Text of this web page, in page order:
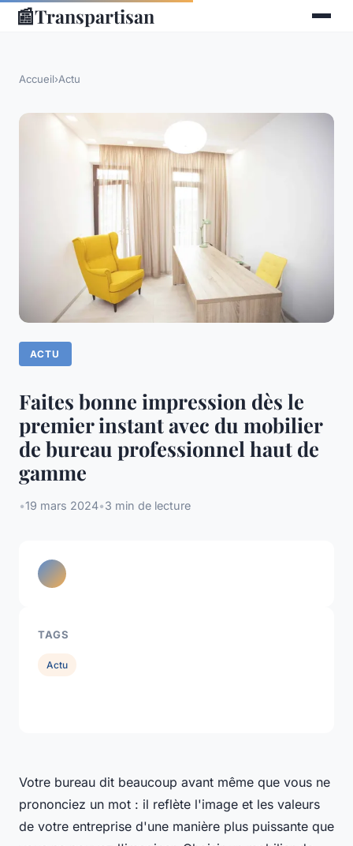
📰Transpartisan
Accueil›Actu
ACTU
Faites bonne impression dès le
premier instant avec du mobilier
de bureau professionnel haut de
gamme
•19 mars 2024•3 min de lecture
Votre bureau dit beaucoup avant même que vous ne
prononciez un mot : il reflète l'image et les valeurs
de votre entreprise d'une manière plus puissante que
TAGS
Actu